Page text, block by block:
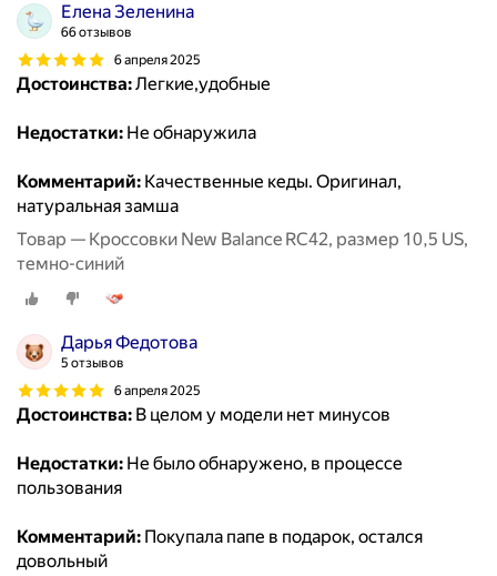
Елена Зеленина
66 отзывов
6 апреля 2025
Достоинства:Легкие,удобные
Недостатки: Не обнаружила
Комментарий: Качественные кеды. Оригинал,
натуральная замша
Товар — Кроссовки New Balance RC42, размер 10,5 US,
темно-синий
Дарья Федотова
5 отзывов
6 апреля 2025
Достоинства: В целом у модели нет минусов
Недостатки: Не было обнаружено, в процессе
пользования
Комментарий: Покупала папе в подарок, остался
довольный